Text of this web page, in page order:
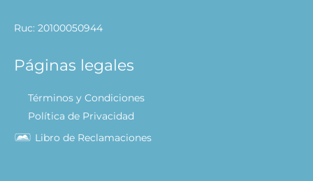
Ruc: 20100050944
Páginas legales
Términos y Condiciones
Política de Privacidad
Libro de Reclamaciones